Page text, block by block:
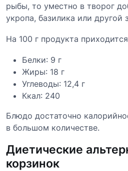
рыбы, то уместно в творог
укропа, базилика или другой
На 100 г продукта
Белки: 9 г
Жиры: 18 г
Углеводы: 12,4 г
Ккал: 240
Блюдо достаточно
в большом количестве.
Диетические
корзинок